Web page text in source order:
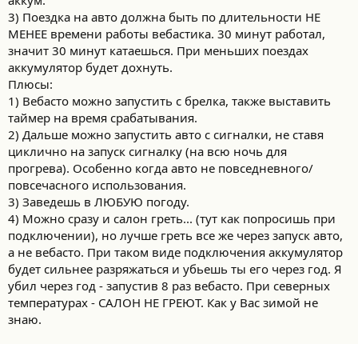
3) Поездка на авто должна быть по длительности НЕ
МЕНЕЕ времени работы вебастика. 30 минут работал,
значит 30 минут катаешься. При меньших поездах
аккумулятор будет дохнуть.
Плюсы:
1) Вебасто можно запустить с брелка, также выставить
таймер на время срабатывания.
2) Дальше можно запустить авто с сигналки, не ставя
циклично на запуск сигналку (на всю ночь для
прогрева). Особенно когда авто не повседневного/
повсечасного использования.
3) Заведешь в ЛЮБУЮ погоду.
4) Можно сразу и салон греть... (тут как попросишь при
подключении), но лучше греть все же через запуск авто,
а не вебасто. При таком виде подключения аккумулятор
будет сильнее разряжаться и убьешь ты его через год. Я
убил через год - запустив 8 раз вебасто. При северных
температурах - САЛОН НЕ ГРЕЮТ. Как у Вас зимой не
знаю.